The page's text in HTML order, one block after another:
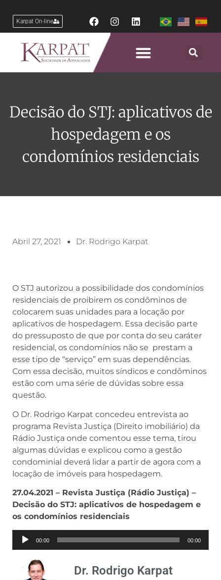
Karpat On-line
Decisão do STJ: aplicativos de
hospedagem e os
condomínios residenciais
Abril 27, 2021 Dr. Rodrigo Karpat
O STJ autorizou a possibilidade dos condomínios
residenciais de proibirem os condôminos de
colocarem suas unidades para a locação por
aplicativos de hospedagem. Essa decisão parte
do pressuposto de que por conta do seu caráter
residencial, os condomínios não se prestam a
esse tipo de “serviço” em suas dependências.
Com essa decisão, muitos síndicos e condôminos
estão com uma série de dúvidas sobre essa
questão.
O Dr. Rodrigo Karpat concedeu entrevista ao
programa Revista Justiça (Direito imobiliário) da
Rádio Justiça onde comentou esse tema, tirou
algumas dúvidas e explicou como a gestão
condominial deverá lidar a partir de agora com a
locação de imóveis para hospedagem.
27.04.2021 – Revista Justiça (Rádio Justiça) –
Decisão do STJ: aplicativos de hospedagem e
os condomínios residenciais
Tocador
áudio
00:00 00:00
Dr. Rodrigo Karpat